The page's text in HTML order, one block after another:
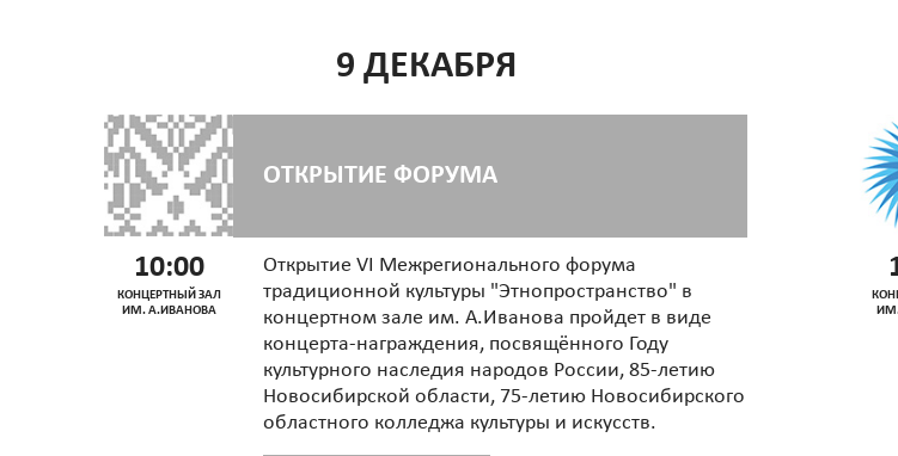
9 ДЕКАБРЯ
ОТКРЫТИЕ ФОРУМА
10:00
КОНЦЕРТНЫЙ ЗАЛ
ИМ. А.ИВАНОВА
Открытие VI Межрегионального форума
традиционной культуры "Этнопространство" в
концертном зале им. А.Иванова пройдет в виде
концерта-награждения, посвящённого Году
культурного наследия народов России, 85-летию
Новосибирской области, 75-летию Новосибирского
областного колледжа культуры и искусств.